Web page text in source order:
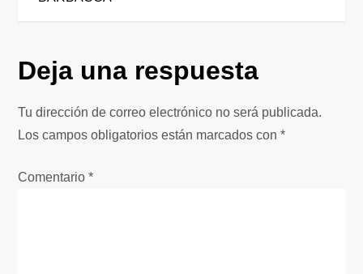
v
g
a
Deja una respuesta
Tu dirección de correo electrónico no será publicada.
Los campos obligatorios están marcados con*
Comentario*